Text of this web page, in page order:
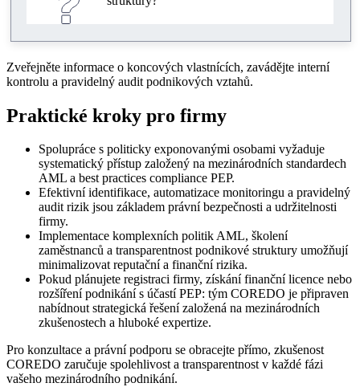
Zveřejněte informace o koncových vlastnících, zavádějte interní
kontrolu a pravidelný audit podnikových vztahů.
Praktické kroky pro firmy
Spolupráce s politicky exponovanými osobami vyžaduje
systematický přístup založený na mezinárodních standardech
AML a best practices compliance PEP.
Efektivní identifikace, automatizace monitoringu a pravidelný
audit rizik jsou základem právní bezpečnosti a udržitelnosti
firmy.
Implementace komplexních politik AML, školení
zaměstnanců a transparentnost podnikové struktury umožňují
minimalizovat reputační a finanční rizika.
Pokud plánujete registraci firmy, získání finanční licence nebo
rozšíření podnikání s účastí PEP: tým COREDO je připraven
nabídnout strategická řešení založená na mezinárodních
zkušenostech a hluboké expertize.
Pro konzultace a právní podporu se obracejte přímo, zkušenost
COREDO zaručuje spolehlivost a transparentnost v každé fázi
vašeho mezinárodního podnikání.